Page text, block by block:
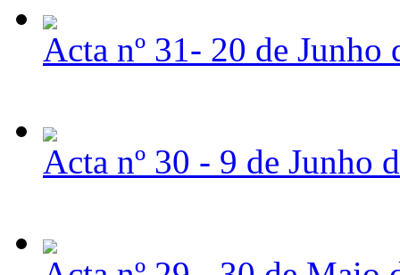
Acta nº 31- 20 de Junho
Acta nº 30 - 9 de Junho